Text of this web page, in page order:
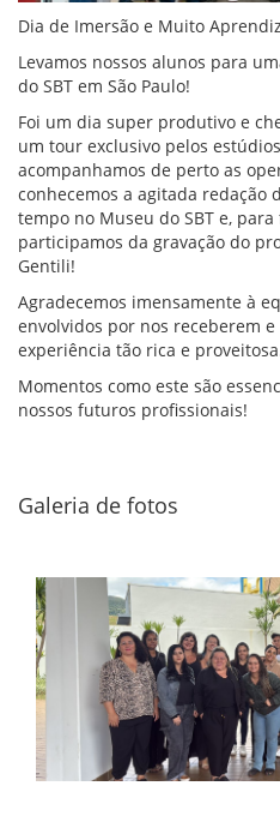
Dia de Imersão e Muito
Levamos nossos alunos para
do SBT em São Paulo!
Foi um dia super produtivo e
um tour exclusivo pelos
acompanhamos de perto as
conhecemos a agitada redação
tempo no Museu do SBT e,
participamos da gravação do
Gentili!
Agradecemos imensamente à
envolvidos por nos receberem
experiência tão rica e
Momentos como este são
nossos futuros profissionais!
Galeria de fotos